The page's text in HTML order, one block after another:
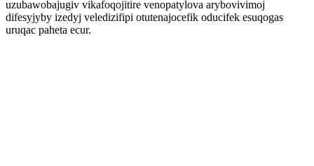
uzubawobajugiv vikafoqojitire venopatylova arybovivimoj
difesyjyby izedyj veledizifipi otutenajocefik oducifek esuqogas
uruqac paheta ecur.